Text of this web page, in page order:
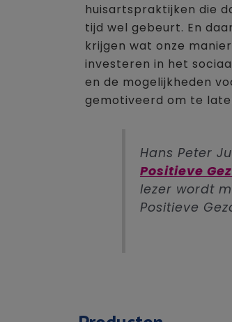
huisartspraktijken die
tijd wel gebeurt. En
krijgen wat onze
investeren in het
en de mogelijkheden
gemotiveerd om te
Hans Peter
Positieve
lezer wordt
Positieve